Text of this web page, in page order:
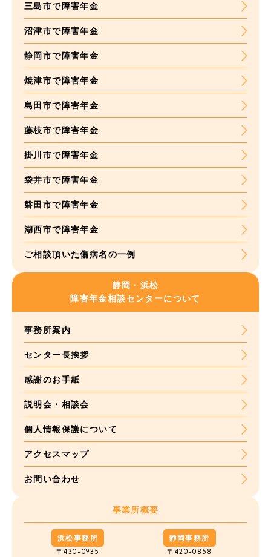
三島市で障害年金
沼津市で障害年金
静岡市で障害年金
焼津市で障害年金
島田市で障害年金
藤枝市で障害年金
掛川市で障害年金
袋井市で障害年金
磐田市で障害年金
湖西市で障害年金
ご相談頂いた傷病名の一例
静岡・浜松
障害年金相談センターについて
事務所案内
センター長挨拶
感謝のお手紙
説明会・相談会
個人情報保護について
アクセスマップ
お問い合わせ
事業所概要
浜松事務所
〒430-0935
静岡事務所
〒420-0858